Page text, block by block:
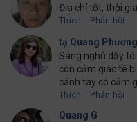
Địa chỉ tốt, thời
Thích Phản hồi
tạ Quang Phương
Sáng nghủ dậy
còn cảm giác tê
cánh tay có cảm
Thích Phản hồi
Quang G